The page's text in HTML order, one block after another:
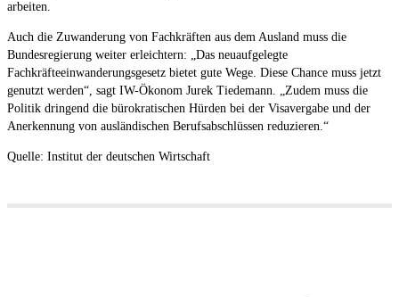
arbeiten.
Auch die Zuwanderung von Fachkräften aus dem Ausland muss die
Bundesregierung weiter erleichtern: „Das neuaufgelegte
Fachkräfteeinwanderungsgesetz bietet gute Wege. Diese Chance muss jetzt
genutzt werden“, sagt IW-Ökonom Jurek Tiedemann. „Zudem muss die
Politik dringend die bürokratischen Hürden bei der Visavergabe und der
Anerkennung von ausländischen Berufsabschlüssen reduzieren.“
Quelle: Institut der deutschen Wirtschaft